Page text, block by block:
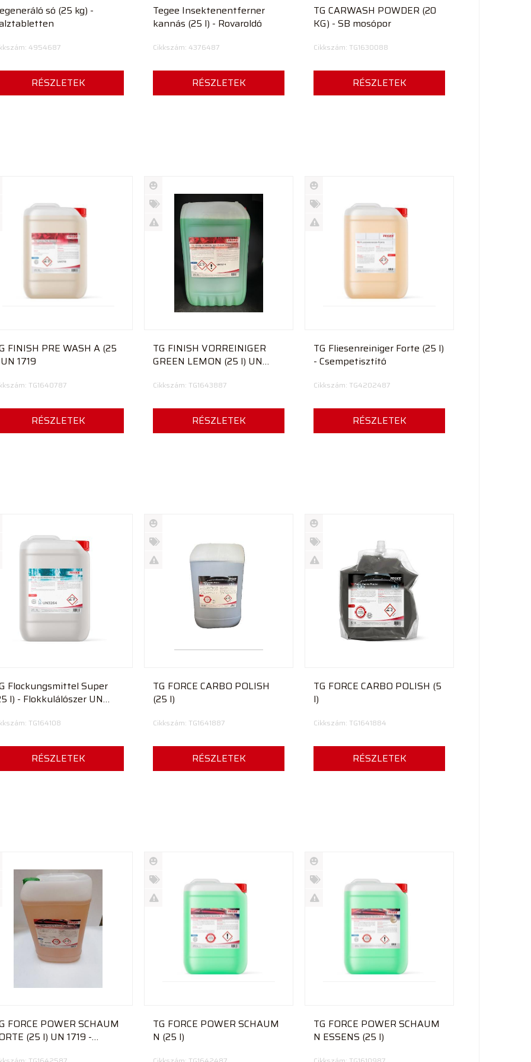
só (25 kg) -
4954687
RÉSZLETEK
Tegee Insektenentferner
kannás (25 l) - Rovaroldó
Cikkszám: 4376487
RÉSZLETEK
TG CARWASH POWDER (20
KG) - SB mosópor
Cikkszám: TG1630088
RÉSZLETEK
FINISH PRE WASH A (25
1719
TG1640787
RÉSZLETEK
Új
termék
%
TG FINISH VORREINIGER
GREEN LEMON (25 l) UN
Cikkszám: TG1643887
RÉSZLETEK
Új
termék
%
TG Fliesenreiniger Forte (25 l)
- Csempetisztító
Cikkszám: TG4202487
RÉSZLETEK
Flockungsmittel Super
l) - Flokkulálószer UN
TG164108
RÉSZLETEK
Új
termék
%
TG FORCE CARBO POLISH
(25 l)
Cikkszám: TG1641887
RÉSZLETEK
Új
termék
%
TG FORCE CARBO POLISH (5
l)
Cikkszám: TG1641884
RÉSZLETEK
FORCE POWER SCHAUM
(25 l) UN 1719 -
Új
termék
%
TG FORCE POWER SCHAUM
N (25 l)
Új
termék
%
TG FORCE POWER SCHAUM
N ESSENS (25 l)